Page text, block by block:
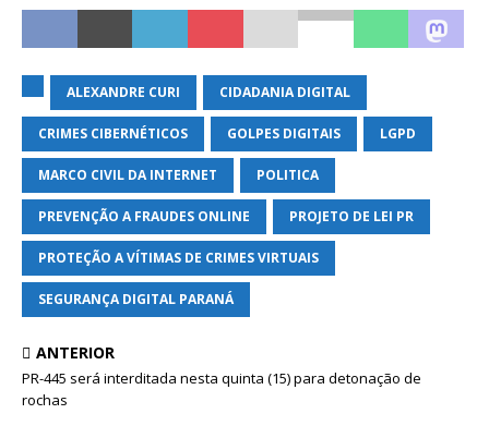
ALEXANDRE CURI CIDADANIA DIGITAL
CRIMES CIBERNÉTICOS GOLPES DIGITAIS LGPD
MARCO CIVIL DA INTERNET POLITICA
PREVENÇÃO A FRAUDES ONLINE PROJETO DE LEI PR
PROTEÇÃO A VÍTIMAS DE CRIMES VIRTUAIS
SEGURANÇA DIGITAL PARANÁ
ANTERIOR
PR-445 será interditada nesta quinta (15) para detonação de
rochas